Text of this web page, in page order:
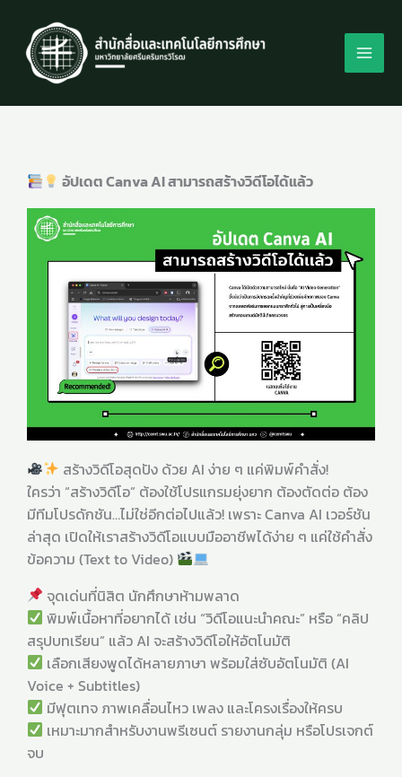
content
อัปเดต Canva AI สามารถสร้างวิดีโอได้แล้ว
สร้างวิดีโอสุดปัง ด้วย AI ง่าย ๆ แค่พิมพ์คำสั่ง!
ใครว่า “สร้างวิดีโอ” ต้องใช้โปรแกรมยุ่งยาก ต้องตัดต่อ ต้อง
มีทีมโปรดักชัน…ไม่ใช่อีกต่อไปแล้ว! เพราะ Canva AI เวอร์ชัน
ล่าสุด เปิดให้เราสร้างวิดีโอแบบมืออาชีพได้ง่าย ๆ แค่ใช้คำสั่ง
ข้อความ (Text to Video)
จุดเด่นที่นิสิต นักศึกษาห้ามพลาด
พิมพ์เนื้อหาที่อยากได้ เช่น “วิดีโอแนะนำคณะ” หรือ “คลิป
สรุปบทเรียน” แล้ว AI จะสร้างวิดีโอให้อัตโนมัติ
เลือกเสียงพูดได้หลายภาษา พร้อมใส่ซับอัตโนมัติ (AI
Voice + Subtitles)
มีฟุตเทจ ภาพเคลื่อนไหว เพลง และโครงเรื่องให้ครบ
เหมาะมากสำหรับงานพรีเซนต์ รายงานกลุ่ม หรือโปรเจกต์
จบ